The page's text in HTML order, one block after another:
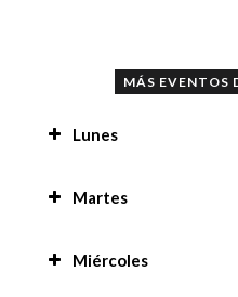
MÁS EVENTOS
Lunes
desde una etnografia
en Coyoacán, Cd. De
Martes
Pedro 8:00 am
Miércoles